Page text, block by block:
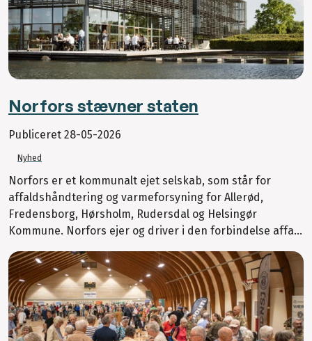
Norfors stævner staten
Publiceret 28-05-2026
Nyhed
Norfors er et kommunalt ejet selskab, som står for
affaldshåndtering og varmeforsyning for Allerød,
Fredensborg, Hørsholm, Rudersdal og Helsingør
Kommune. Norfors ejer og driver i den forbindelse affa...